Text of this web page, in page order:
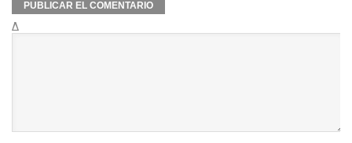
Δ